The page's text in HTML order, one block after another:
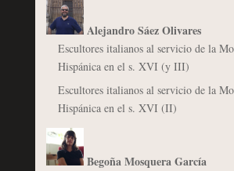
Alejandro Sáez Olivares
Escultores italianos al servicio de la
Hispánica en el s. XVI (y III)
Escultores italianos al servicio de la
Hispánica en el s. XVI (II)
Begoña Mosquera García